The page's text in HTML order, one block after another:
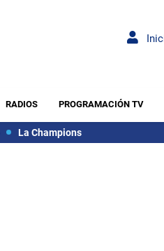
RADIOS PROGRAMACIÓN TV
La Champions